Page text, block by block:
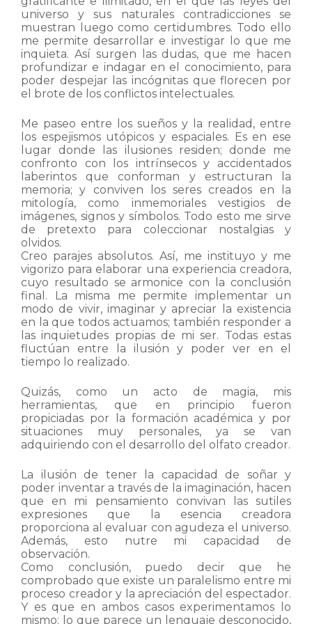
universo y sus naturales contradicciones se
muestran luego como certidumbres. Todo ello
me permite desarrollar e investigar lo que me
inquieta. Así surgen las dudas, que me hacen
profundizar e indagar en el conocimiento, para
poder despejar las incógnitas que florecen por
el brote de los conflictos intelectuales.
Me paseo entre los sueños y la realidad, entre
los espejismos utópicos y espaciales. Es en ese
lugar donde las ilusiones residen; donde me
confronto con los intrínsecos y accidentados
laberintos que conforman y estructuran la
memoria; y conviven los seres creados en la
mitología, como inmemoriales vestigios de
imágenes, signos y símbolos. Todo esto me sirve
de pretexto para coleccionar nostalgias y
olvidos.
Creo parajes absolutos. Así, me instituyo y me
vigorizo para elaborar una experiencia creadora,
cuyo resultado se armonice con la conclusión
final. La misma me permite implementar un
modo de vivir, imaginar y apreciar la existencia
en la que todos actuamos; también responder a
las inquietudes propias de mi ser. Todas estas
fluctúan entre la ilusión y poder ver en el
tiempo lo realizado.
Quizás, como un acto de magia, mis
herramientas, que en principio fueron
propiciadas por la formación académica y por
situaciones muy personales, ya se van
adquiriendo con el desarrollo del olfato creador.
La ilusión de tener la capacidad de soñar y
poder inventar a través de la imaginación, hacen
que en mi pensamiento convivan las sutiles
expresiones que la esencia creadora
proporciona al evaluar con agudeza el universo.
Además, esto nutre mi capacidad de
observación.
Como conclusión, puedo decir que he
comprobado que existe un paralelismo entre mi
proceso creador y la apreciación del espectador.
Y es que en ambos casos experimentamos lo
mismo: lo que parece un lenguaje desconocido,